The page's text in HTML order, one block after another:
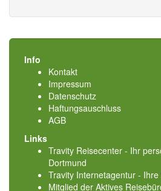
Info
Kontakt
Impressum
Datenschutz
Haftungsauschluss
AGB
Links
Travity Reisecenter - Ihr
Dortmund
Travity Internetagentur -
Mitglied der Aktives